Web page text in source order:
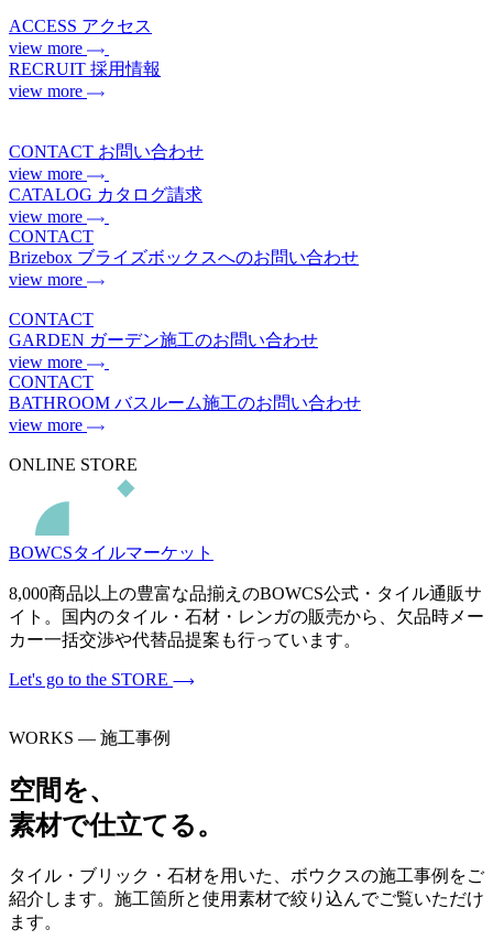
ACCESS アクセス
view more
RECRUIT 採用情報
view more
CONTACT お問い合わせ
view more
CATALOG カタログ請求
view more
CONTACT
Brizebox ブライズボックスへのお問い合わせ
view more
CONTACT
GARDEN ガーデン施工のお問い合わせ
view more
CONTACT
BATHROOM バスルーム施工のお問い合わせ
view more
ONLINE STORE
BOWCSタイルマーケット
8,000商品以上の豊富な品揃えのBOWCS公式・タイル通販サ
イト。国内のタイル・石材・レンガの販売から、欠品時メー
カー一括交渉や代替品提案も行っています。
Let's go to the STORE
WORKS — 施工事例
空間を、
素材で仕立てる。
タイル・ブリック・石材を用いた、ボウクスの施工事例をご
紹介します。施工箇所と使用素材で絞り込んでご覧いただけ
ます。